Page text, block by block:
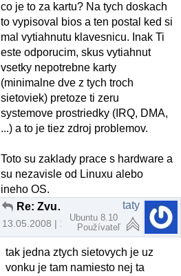
co je to za kartu? Na tych doskach
to vypisoval bios a ten postal ked si
mal vytiahnutu klavesnicu. Inak Ti
este odporucim, skus vytiahnut
vsetky nepotrebne karty
(minimalne dve z tych troch
sietoviek) pretoze ti zeru
systemove prostriedky (IRQ, DMA,
...) a to je tiez zdroj problemov.
Toto su zaklady prace s hardware a
su nezavisle od Linuxu alebo
ineho OS.
Re: Zvuk a Mandriva 2008.0 pomoc
13.05.2008 | 10:54
taty
Ubuntu 8.10
Používateľ
tak jedna ztych sietovych je uz
vonku je tam namiesto nej ta